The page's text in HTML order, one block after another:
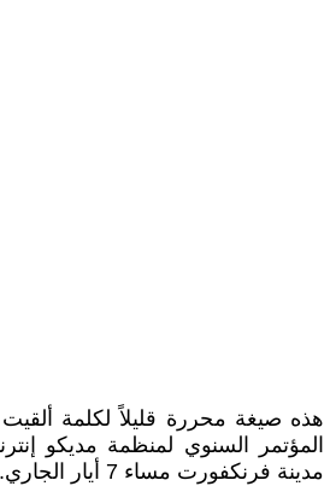
هذه صيغة محررة قليلاً لكلمة ألقيت
المؤتمر السنوي لمنظمة مديكو
مدينة فرنكفورت مساء 7 أيار الجاري.